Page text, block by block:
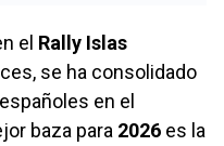
el Rally Islas
se ha consolidado
en el
baza para 2026 es la